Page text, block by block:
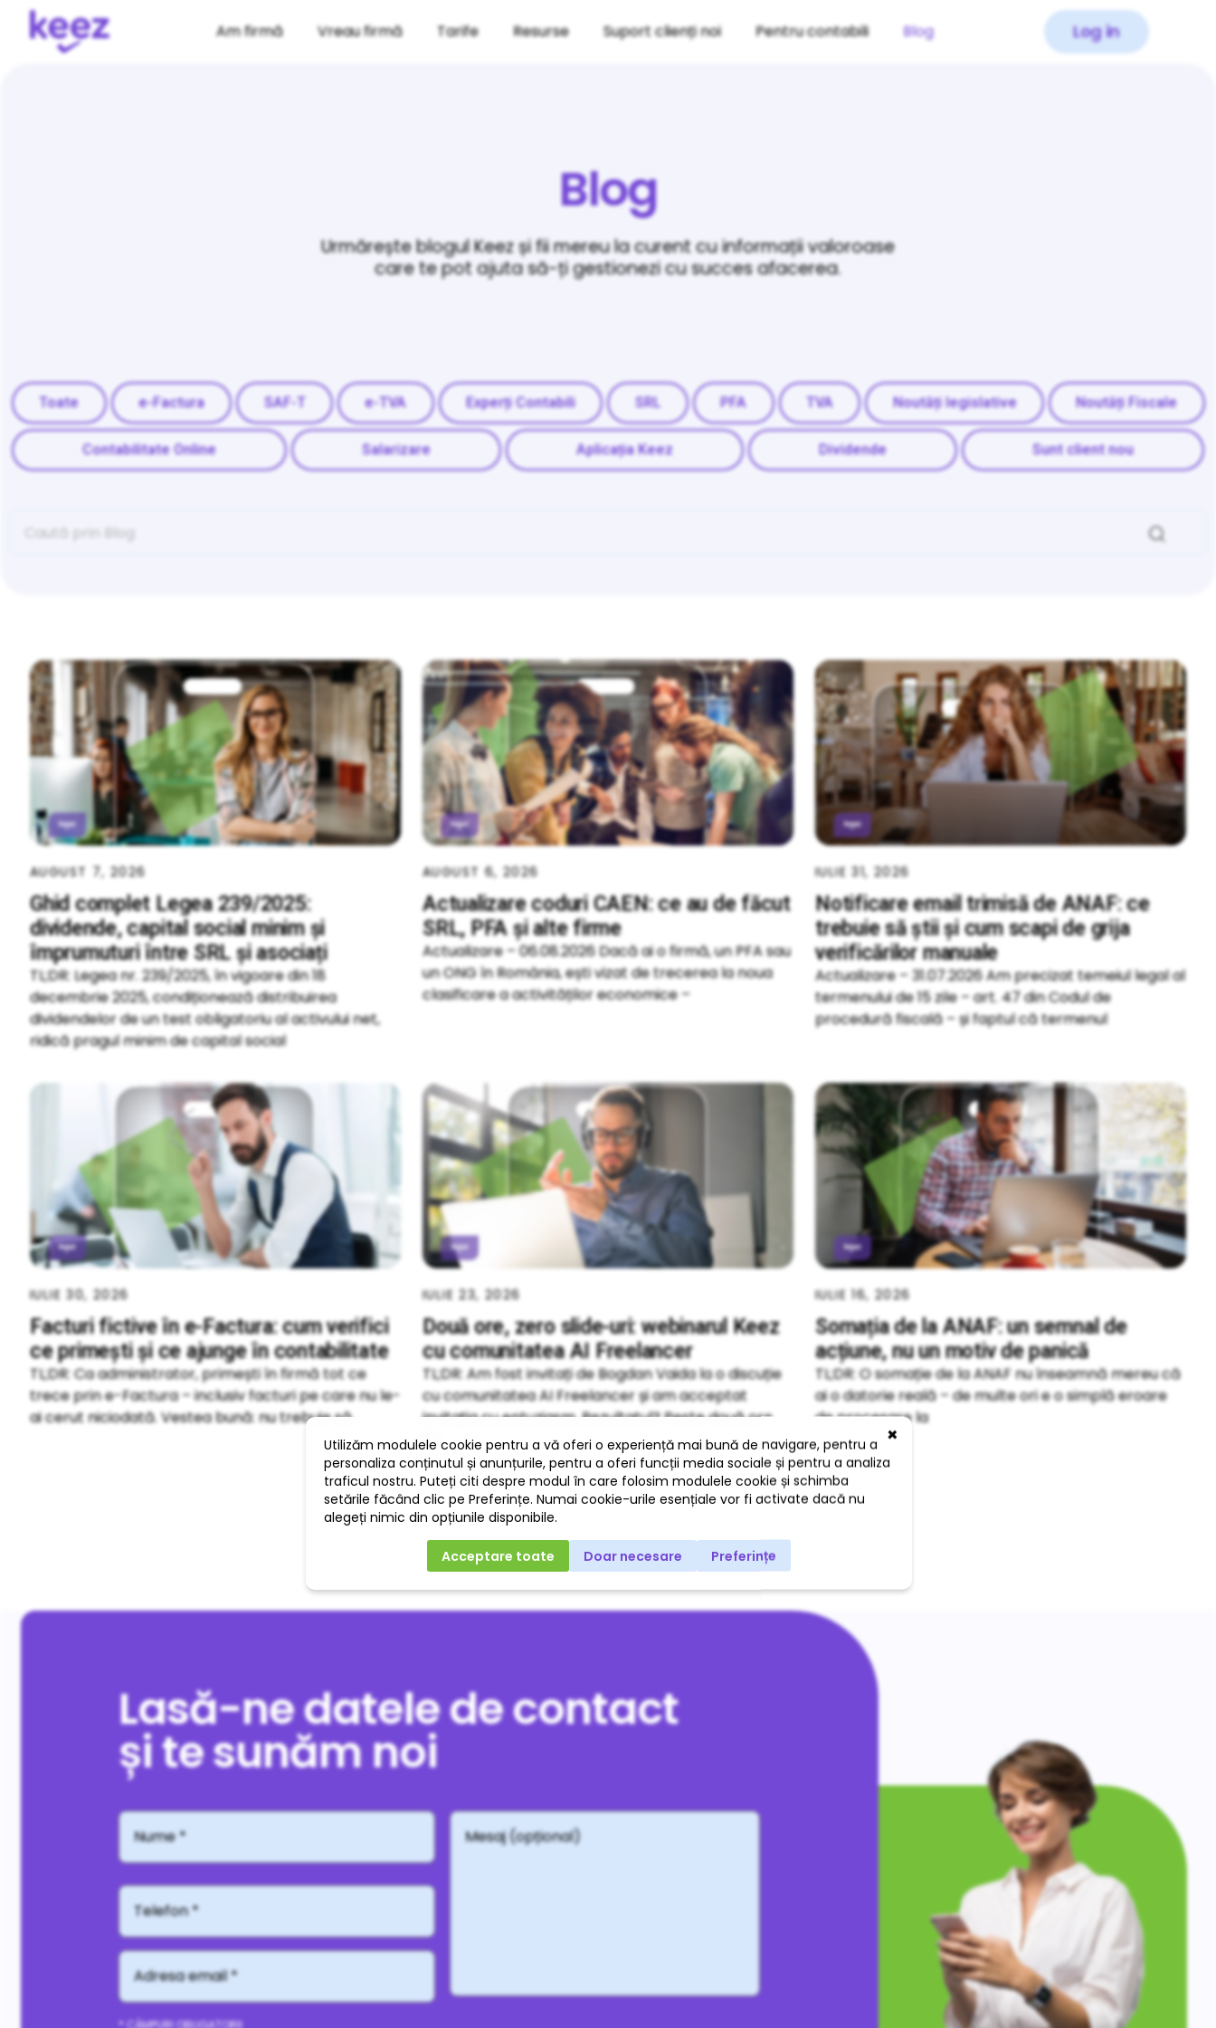
Am firmă Vreau firmă Tarife Resurse Suport clienți noi Pentru contabili Blog Log in
Blog
Urmărește blogul Keez și fii mereu la curent cu informații valoroase
care te pot ajuta să-ți gestionezi cu succes afacerea.
Toate e-Factura SAF-T e-TVA Experți Contabili SRL PFA TVA Noutăți legislative Noutăți Fiscale
Contabilitate Online Salarizare Aplicația Keez Dividende Sunt client nou
Ghid complet Legea 239/2025:
dividende, capital social minim și
împrumuturi între SRL și asociați
AUGUST 7, 2026
TL;DR: Legea nr. 239/2025, în vigoare din 18
decembrie 2025, condiționează distribuirea
dividendelor de un test obligatoriu al activului net,
ridică pragul minim de capital social
Actualizare coduri CAEN: ce au de făcut
SRL, PFA și alte firme
AUGUST 6, 2026
Actualizare – 06.08.2026 Dacă ai o firmă, un PFA sau
un ONG în România, ești vizat de trecerea la noua
clasificare a activităților economice –
Notificare email trimisă de ANAF: ce
trebuie să știi și cum scapi de grija
verificărilor manuale
IULIE 31, 2026
Actualizare – 31.07.2026 Am precizat temeiul legal al
termenului de 15 zile – art. 47 din Codul de
procedură fiscală – și faptul că termenul
Facturi fictive în e-Factura: cum verifici
ce primești și ce ajunge în contabilitate
IULIE 30, 2026
TL;DR: Ca administrator, primești în firmă tot ce
trece prin e-Factura – inclusiv facturi pe care nu le-
ai cerut niciodată. Vestea bună: nu trebuie să
Două ore, zero slide-uri: webinarul Keez
cu comunitatea AI Freelancer
IULIE 23, 2026
TL;DR: Am fost invitați de Bogdan Vaida la o discuție
cu comunitatea AI Freelancer și am acceptat
invitația cu entuziasm. Rezultatul? Peste două ore
de
Somația de la ANAF: un semnal de
acțiune, nu un motiv de panică
IULIE 16, 2026
TL;DR: O somație de la ANAF nu înseamnă mereu că
ai o datorie reală – de multe ori e o simplă eroare
de procesare la
« »
Lasă-ne datele de contact
și te sunăm noi
Mesaj
(opțional)
Nume
*
Telefon**
Adresă
email
*
* CÂMPURI OBLIGATORII